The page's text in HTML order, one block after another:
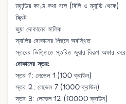
ম্যান্ডির কণ্ঠে কথা বলে (বিলি ও ম্যান্ডি থেকে)
স্ক্রিট
জুয়া দোকানের মালিক
স্যালির দোকানের পিছনে অবস্থিত
স্তরের ভিত্তিতে স্তরিত জুয়ার বিকল্প অফার করে
দোকানের স্তর:
স্তর 1: লেভেল 1 (100 ক্রাউন)
স্তর 2: লেভেল 7 (1000 ক্রাউন)
স্তর 3: লেভেল 12 (10000 ক্রাউন)